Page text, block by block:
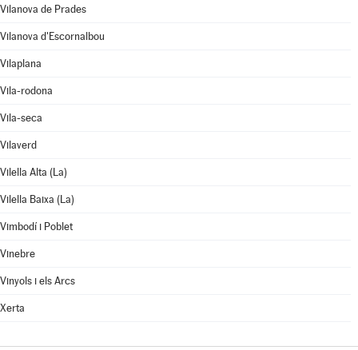
Vilanova de Prades
Vilanova d'Escornalbou
Vilaplana
Vila-rodona
Vila-seca
Vilaverd
Vilella Alta (La)
Vilella Baixa (La)
Vimbodí i Poblet
Vinebre
Vinyols i els Arcs
Xerta